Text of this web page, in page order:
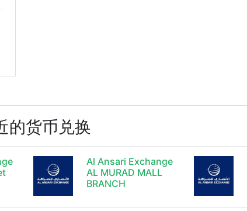
的货币兑换
Al Ansari Exchange
AL MURAD MALL
BRANCH